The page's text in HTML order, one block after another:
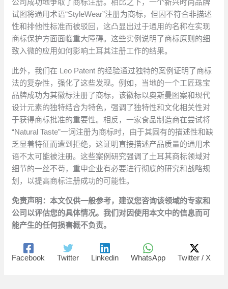
公司成功地争取了商标注册。相比之下，一个新兴时尚品牌
试图将通用术语“StyleWear”注册为商标，但因不符合非描述
性和排他性标准而被驳回，这凸显出过于通用的名称在实现
商标保护方面面临重大障碍。这些实例说明了商标原则的细
致入微的应用如何影响土耳其注册工作的结果。
此外，我们在 Leo Patent 的经验通过独特的案例证明了商标
法的复杂性，强化了这些发现。例如，当地的一个工匠珠宝
品牌成功为其徽标注册了商标，该徽标以奥斯曼图案和现代
设计元素的独特结合为特色，强调了独特性和文化相关性对
于获得商标批准的重要性。相反，一家食品制造商在尝试将
“Natural Taste”一词注册为商标时，由于其固有的描述性和缺
乏显着特征而遭到拒绝，这证明直接描述产品质量的通用术
语不太可能被注册。这些案例研究强调了土耳其商标领域对
细节的一丝不苟，重申企业有必要进行彻底的研究和战略规
划，以提高商标注册成功的可能性。
免责声明：本文仅供一般参考，建议您咨询该领域的专家和
公司以评估您的具体情况。我们对因使用本文中的信息而可
能产生的任何损害概不负责。
Facebook Twitter Linkedin WhatsApp Twitter / X